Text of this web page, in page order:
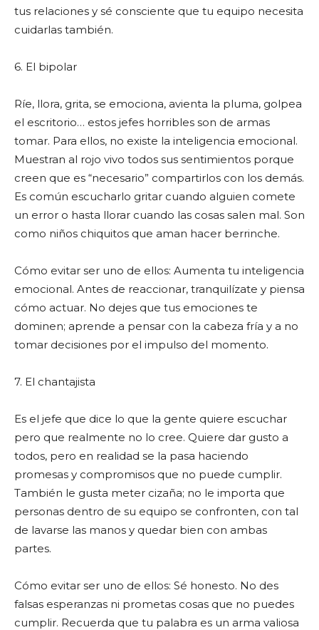
tus relaciones y sé consciente que tu equipo necesita
cuidarlas también.
6. El bipolar
Ríe, llora, grita, se emociona, avienta la pluma, golpea
el escritorio… estos jefes horribles son de armas
tomar. Para ellos, no existe la inteligencia emocional.
Muestran al rojo vivo todos sus sentimientos porque
creen que es “necesario” compartirlos con los demás.
Es común escucharlo gritar cuando alguien comete
un error o hasta llorar cuando las cosas salen mal. Son
como niños chiquitos que aman hacer berrinche.
Cómo evitar ser uno de ellos: Aumenta tu inteligencia
emocional. Antes de reaccionar, tranquilízate y piensa
cómo actuar. No dejes que tus emociones te
dominen; aprende a pensar con la cabeza fría y a no
tomar decisiones por el impulso del momento.
7. El chantajista
Es el jefe que dice lo que la gente quiere escuchar
pero que realmente no lo cree. Quiere dar gusto a
todos, pero en realidad se la pasa haciendo
promesas y compromisos que no puede cumplir.
También le gusta meter cizaña; no le importa que
personas dentro de su equipo se confronten, con tal
de lavarse las manos y quedar bien con ambas
partes.
Cómo evitar ser uno de ellos: Sé honesto. No des
falsas esperanzas ni prometas cosas que no puedes
cumplir. Recuerda que tu palabra es un arma valiosa